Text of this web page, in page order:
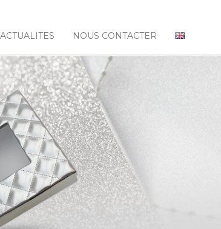
ACTUALITES NOUS CONTACTER